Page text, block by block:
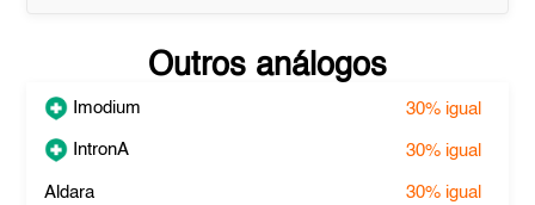
Outros análogos
Imodium 30% igual
IntronA 30% igual
Aldara 30% igual